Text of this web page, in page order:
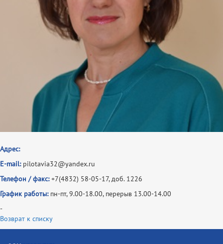
Адрес:
E-mail: pilotavia32@yandex.ru
Телефон / факс: +7(4832) 58-05-17, доб. 1226
График работы: пн-пт, 9.00-18.00, перерыв 13.00-14.00
-
Возврат к списку